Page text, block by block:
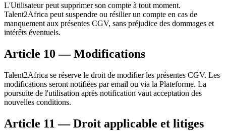
L'Utilisateur peut supprimer son compte à tout moment.
Talent2Africa peut suspendre ou résilier un compte en cas de
manquement aux présentes CGV, sans préjudice des dommages et
intérêts éventuels.
Article 10 — Modifications
Talent2Africa se réserve le droit de modifier les présentes CGV. Les
modifications seront notifiées par email ou via la Plateforme. La
poursuite de l'utilisation après notification vaut acceptation des
nouvelles conditions.
Article 11 — Droit applicable et litiges